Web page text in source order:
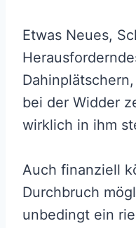
Etwas Neues,
bei der Widder
wirklich in ihm
Auch finanziell
Durchbruch
unbedingt ein